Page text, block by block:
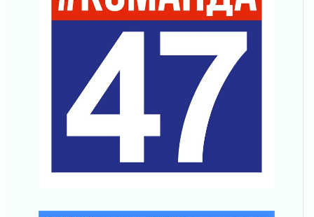
просится
Строительные компании Ленобласти
подняли зарплаты почти на 40% за год
03 августа 2026
Шесть новых жизней в честь дня рождения
Ленинградской области
Уроки безопасности для детей и взрослых